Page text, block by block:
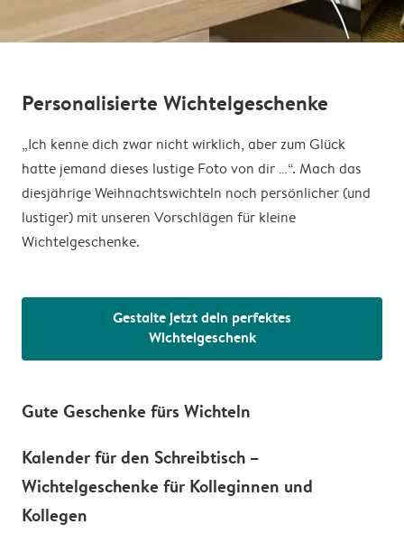
Personalisierte Wichtelgeschenke
„Ich kenne dich zwar nicht wirklich, aber zum Glück
hatte jemand dieses lustige Foto von dir …“. Mach das
diesjährige Weihnachtswichteln noch persönlicher (und
lustiger) mit unseren Vorschlägen für kleine
Wichtelgeschenke.
Gestalte jetzt dein perfektes
Wichtelgeschenk
Gute Geschenke fürs Wichteln
Kalender für den Schreibtisch –
Wichtelgeschenke für Kolleginnen und
Kollegen